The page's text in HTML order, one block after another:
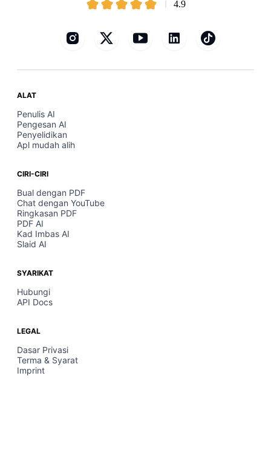
4.9
ALAT
Penulis AI
Pengesan AI
Penyelidikan
Apl mudah alih
CIRI-CIRI
Bual dengan PDF
Chat dengan YouTube
Ringkasan PDF
PDF AI
Kad Imbas AI
Slaid AI
SYARIKAT
Hubungi
API Docs
LEGAL
Dasar Privasi
Terma & Syarat
Imprint